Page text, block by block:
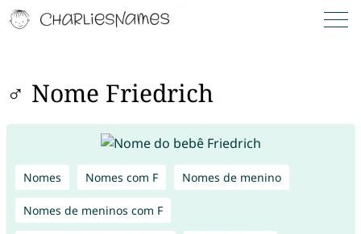
♂ Nome Friedrich
Nomes Nomes com F Nomes de menino
Nomes de meninos com F